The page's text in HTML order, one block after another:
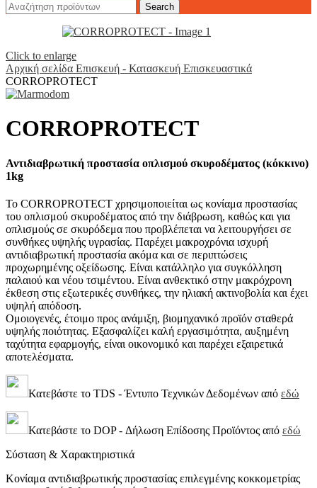
Search
Click to enlarge
Αρχική σελίδα Επισκευή - Κατασκευή Επισκευαστικά
CORROPROTECT
CORROPROTECT
Αντιδιαβρωτική προστασία οπλισμού σκυροδέματος (κόκκινο)
1kg
Το CORROPROTECT χρησιμοποιείται ως κονίαμα προστασίας
του οπλισμού σκυροδέματος από την διάβρωση, καθώς και για
οπλισμούς σε σκυρόδεμα που προβλέπεται να λειτουργήσει σε
συνθήκες υψηλής υγρασίας. Παρέχει μακροχρόνια ισχυρή
αντιδιαβρωτική προστασία ακόμα και σε περιπτώσεις
προχωρημένης οξείδωσης. Είναι κατάλληλο για συγκόλληση
παλαιού και νέου τσιμέντου. Είναι ανθεκτικό στην μακρόχρονη
έκθεση στις εξωτερικές συνθήκες, την ηλιακή ακτινοβολία και έχει
υψηλή απόδοση.
Ομοιογενές, έτοιμο προς ανάμιξη, βιομηχανικό προϊόν σταθερά
υψηλής ποιότητας. Εξασφαλίζει καλή εργασιμότητα, αυξημένη
ταχύτητα εφαρμογής, είναι οικονομικό και παρέχει εξαιρετικά
αποτελέσματα.
Κατεβάστε το TDS - Έντυπο Τεχνικών Δεδομένων από εδώ
Κατεβάστε το DOP - Δήλωση Επίδοσης Προϊόντος από εδώ
Σύσταση & Χαρακτηριστικά
Κονίαμα αντιδιαβρωτικής προστασίας επιλεγμένης κοκκομετρίας